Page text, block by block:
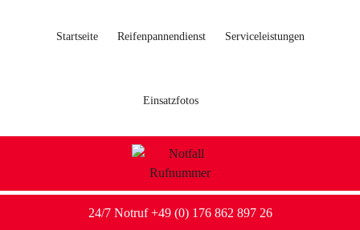
Startseite Reifenpannendienst Serviceleistungen
Einsatzfotos
24/7 Notruf +49 (0) 176 862 897 26